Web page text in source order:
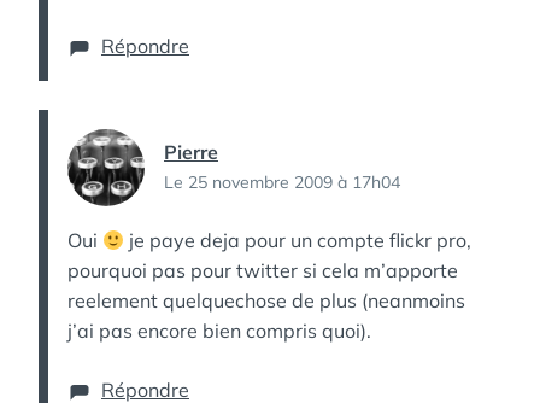
Répondre
Pierre
Le 25 novembre 2009 à 17h04
Oui
je paye deja pour un compte flickr pro,
pourquoi pas pour twitter si cela m’apporte
reelement quelquechose de plus (neanmoins
j’ai pas encore bien compris quoi).
Répondre